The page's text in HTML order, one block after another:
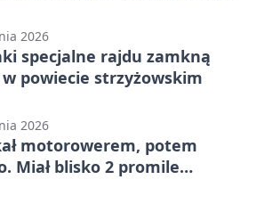
2026
specjalne rajdu zamkną
powiecie strzyżowskim
2026
motorowerem, potem
Miał blisko 2 promile